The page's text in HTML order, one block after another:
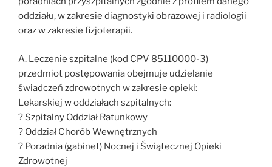
oddziału, w zakresie diagnostyki obrazowej i radiologii
oraz w zakresie fizjoterapii.
A. Leczenie szpitalne (kod CPV 85110000-3)
przedmiot postępowania obejmuje udzielanie
świadczeń zdrowotnych w zakresie opieki:
Lekarskiej w oddziałach szpitalnych:
? Szpitalny Oddział Ratunkowy
? Oddział Chorób Wewnętrznych
? Poradnia (gabinet) Nocnej i Świątecznej Opieki
Zdrowotnej